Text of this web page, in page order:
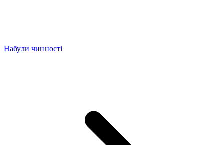
Набули чинності